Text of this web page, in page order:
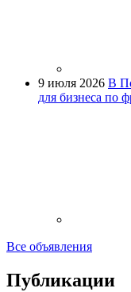
9 июля 2026 В
для бизнеса по
Все объявления
Публикации